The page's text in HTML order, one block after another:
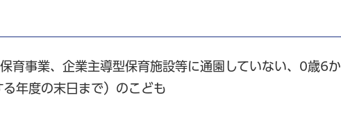
育事業、企業主導型保育施設等に通園していない、0歳6か
年度の末日まで）のこども